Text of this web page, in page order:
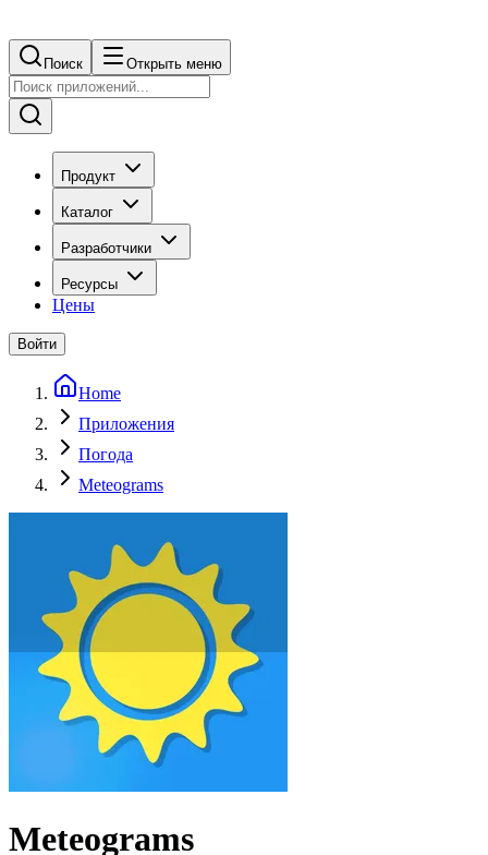
Поиск Открыть меню
Продукт
Каталог
Разработчики
Ресурсы
Цены
Войти
Home
Приложения
Погода
Meteograms
Meteograms